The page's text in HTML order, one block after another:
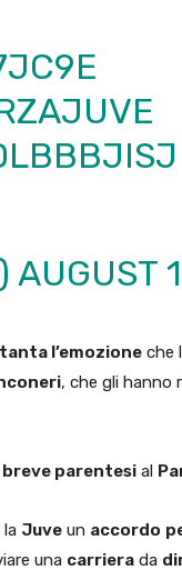
AUGUST
l’emozione che
, che gli hanno
breve parentesi al
la Juve un accordo
una carriera da